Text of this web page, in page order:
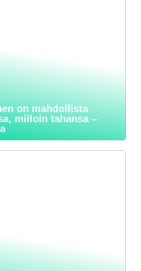
on mahdollista
milloin tahansa –